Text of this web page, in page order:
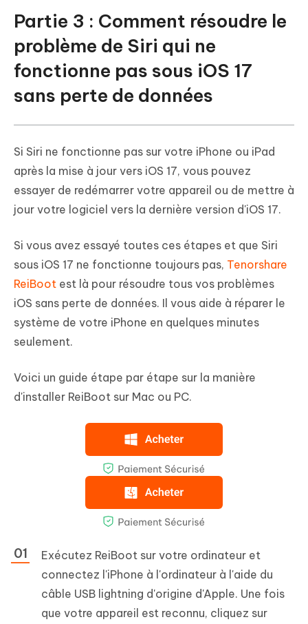
Partie 3 : Comment résoudre le
problème de Siri qui ne
fonctionne pas sous iOS 17
sans perte de données
Si Siri ne fonctionne pas sur votre iPhone ou iPad
après la mise à jour vers iOS 17, vous pouvez
essayer de redémarrer votre appareil ou de mettre à
jour votre logiciel vers la dernière version d'iOS 17.
Si vous avez essayé toutes ces étapes et que Siri
sous iOS 17 ne fonctionne toujours pas, Tenorshare
ReiBoot est là pour résoudre tous vos problèmes
iOS sans perte de données. Il vous aide à réparer le
système de votre iPhone en quelques minutes
seulement.
Voici un guide étape par étape sur la manière
d'installer ReiBoot sur Mac ou PC.
Exécutez ReiBoot sur votre ordinateur et
connectez l'iPhone à l'ordinateur à l'aide du
câble USB lightning d'origine d'Apple. Une fois
que votre appareil est reconnu, cliquez sur